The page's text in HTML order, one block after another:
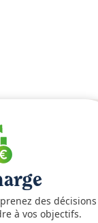
des décisions
à vos objectifs.